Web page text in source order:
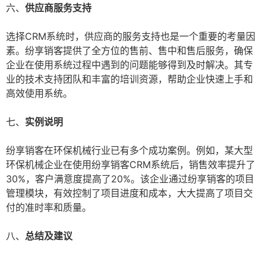
六、 供应商服务支持
选择CRM系统时，供应商的服务支持也是一个重要的考量因
素。纷享销客提供了全方位的售前、售中和售后服务，确保
企业在使用系统过程中遇到的问题能够得到及时解决。其专
业的技术支持团队和丰富的培训资源，帮助企业快速上手和
高效使用系统。
七、 实例说明
纷享销客在环保机械行业已有多个成功案例。例如，某大型
环保机械企业在使用纷享销客CRM系统后，销售效率提升了
30%，客户满意度提高了20%。该企业通过纷享销客的项目
管理模块，有效控制了项目进度和成本，大大提高了项目交
付的准时率和质量。
八、 总结及建议